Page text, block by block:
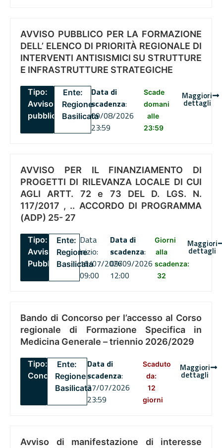
AVVISO PUBBLICO PER LA FORMAZIONE
DELL’ ELENCO DI PRIORITÀ REGIONALE DI
INTERVENTI ANTISISMICI SU STRUTTURE
E INFRASTRUTTURE STRATEGICHE
Tipo:
Avviso
pubblico
Ente:
Regione
Basilicata
Data di
scadenza:
09/08/2026
23:59
Scade
domani
alle
23:59
Maggiori
dettagli
AVVISO PER IL FINANZIAMENTO DI
PROGETTI DI RILEVANZA LOCALE DI CUI
AGLI ARTT. 72 e 73 DEL D. LGS. N.
117/2017 , .. ACCORDO DI PROGRAMMA
(ADP) 25- 27
Tipo:
Avviso
Pubblico
Ente:
Regione
Basilicata
Data
inizio:
16/07/2026
09:00
Data di
scadenza:
09/09/2026
12:00
Giorni
alla
scadenza:
32
Maggiori
dettagli
Bando di Concorso per l’accesso al Corso
regionale di Formazione Specifica in
Medicina Generale – triennio 2026/2029
Tipo:
Concorsi
Ente:
Regione
Basilicata
Data di
scadenza:
27/07/2026
23:59
Scaduto
da:
12
giorni
Maggiori
dettagli
Avviso di manifestazione di interesse